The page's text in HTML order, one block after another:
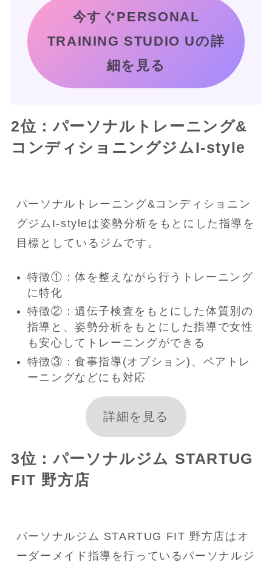
今すぐPERSONAL
TRAINING STUDIO Uの詳
細を見る
2位：パーソナルトレーニング&
コンディショニングジムI-style
パーソナルトレーニング&コンディショニン
グジムI-styleは姿勢分析をもとにした指導を
目標としているジムです。
特徴①：体を整えながら行うトレーニング
に特化
特徴②：遺伝子検査をもとにした体質別の
指導と、姿勢分析をもとにした指導で女性
も安心してトレーニングができる
特徴③：食事指導(オプション)、ペアトレ
ーニングなどにも対応
詳細を見る
3位：パーソナルジム STARTUG
FIT 野方店
パーソナルジム STARTUG FIT 野方店はオ
ーダーメイド指導を行っているパーソナルジ